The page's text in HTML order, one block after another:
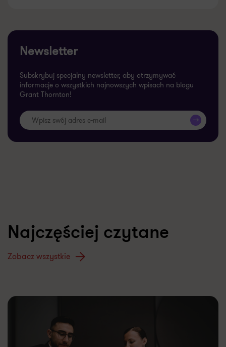
Newsletter
Subskrybuj specjalny newsletter, aby otrzymywać
informacje o wszystkich najnowszych wpisach na blogu
Grant Thornton!
>>
Najczęściej czytane
Zobacz wszystkie